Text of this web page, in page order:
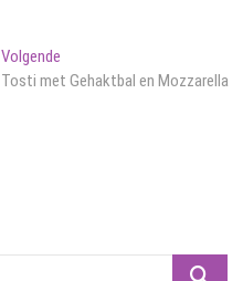
VolgendeVolgend
bericht:
Tosti met Gehaktbal en Mozzarella
Zoeken